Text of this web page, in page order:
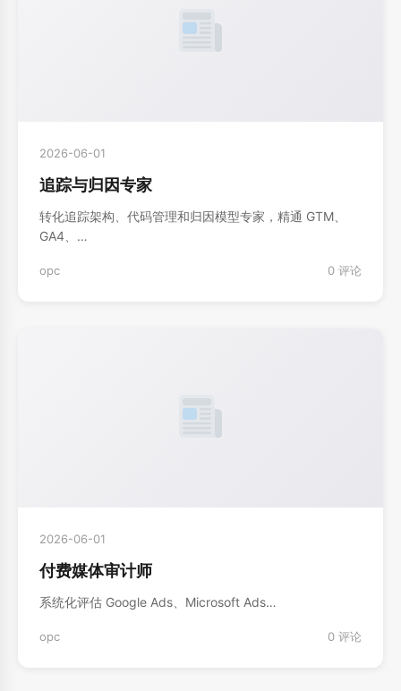
2026-06-01
追踪与归因专家
转化追踪架构、代码管理和归因模型专家，精通 GTM、
GA4、…
opc 0 评论
2026-06-01
付费媒体审计师
系统化评估 Google Ads、Microsoft Ads…
opc 0 评论